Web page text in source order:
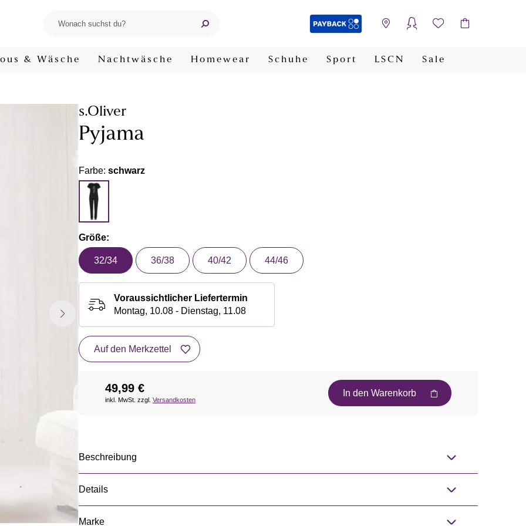
& Wäsche Nachtwäsche Homewear Schuhe Sport LSCN Sale
s.Oliver
Pyjama
Farbe: schwarz
Größe:
32/34 36/38 40/42 44/46
Voraussichtlicher Liefertermin
Montag, 10.08 - Dienstag, 11.08
Auf den Merkzettel
49,99 €
inkl. MwSt. zzgl. Versandkosten
In den Warenkorb
Beschreibung
Details
Marke